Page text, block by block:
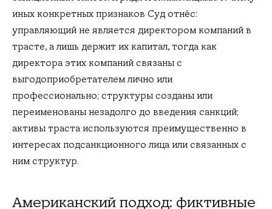
иных конкретных признаков Суд отнёс:
управляющий не является директором компаний в
трасте, а лишь держит их капитал, тогда как
директора этих компаний связаны с
выгодоприобретателем лично или
профессионально; структуры созданы или
переименованы незадолго до введения санкций;
активы траста используются преимущественно в
интересах подсанкционного лица или связанных с
ним структур.
Американский подход: фиктивные